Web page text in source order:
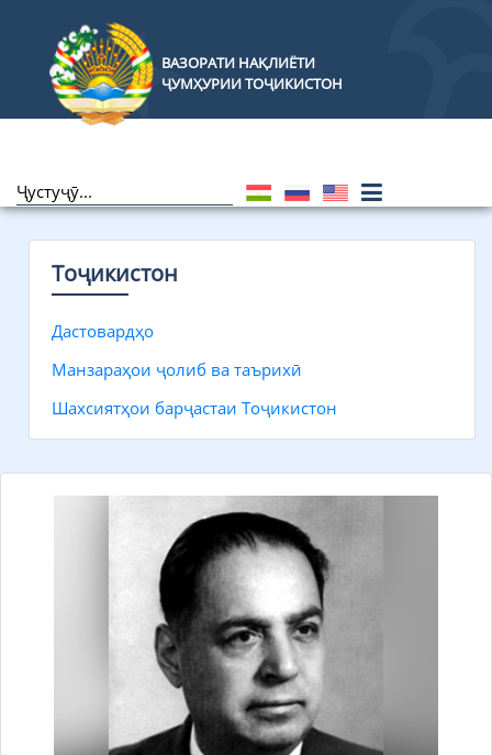
ВАЗОРАТИ НАҚЛИЁТИ
ҶУМҲУРИИ ТОҶИКИСТОН
Тоҷикистон
Дастовардҳо
Манзараҳои ҷолиб ва таърихӣ
Шахсиятҳои барҷастаи Тоҷикистон